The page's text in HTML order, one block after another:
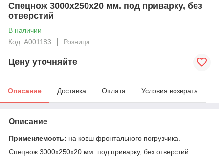
Спецнож 3000х250х20 мм. под приварку, без
отверстий
В наличии
Код: А001183
Розница
Цену уточняйте
Описание Доставка Оплата Условия возврата
Описание
Применяемость: на ковш фронтального погрузчика.
Спецнож 3000х250х20 мм. под приварку, без отверстий.